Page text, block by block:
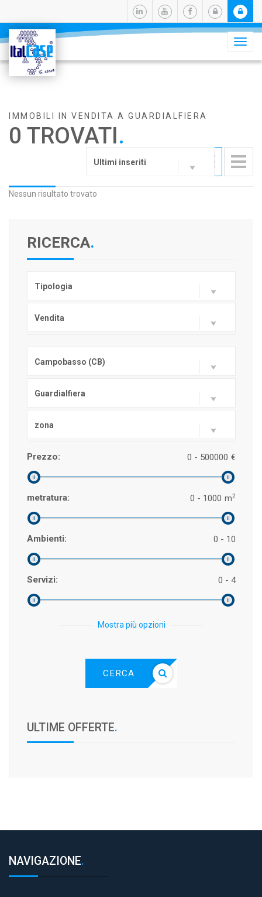
IMMOBILI IN VENDITA A GUARDIALFIERA
0 TROVATI.
Ultimi inseriti
Nessun risultato trovato
RICERCA.
Tipologia
Vendita
Campobasso (CB)
Guardialfiera
zona
Prezzo: €
0 - 500000
metratura: m2
0 - 1000
Ambienti: 0 - 10
Servizi: 0 - 4
Mostra più opzioni
CERCA
ULTIME OFFERTE.
NAVIGAZIONE.